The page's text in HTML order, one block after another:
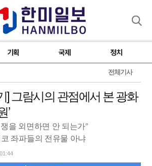
기획 국제 정치
전체기사
] 그람시의 관점에서 본 광화
’
을 외면하면 안 되는가”
좌파들의 전유물 아냐